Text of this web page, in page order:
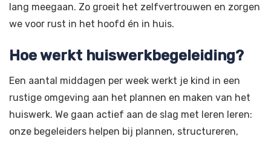
lang meegaan. Zo groeit het zelfvertrouwen en zorgen
we voor rust in het hoofd én in huis.
Hoe werkt huiswerkbegeleiding?
Een aantal middagen per week werkt je kind in een
rustige omgeving aan het plannen en maken van het
huiswerk. We gaan actief aan de slag met leren leren:
onze begeleiders helpen bij plannen, structureren,